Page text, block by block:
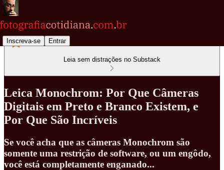
Inscreva-se Entrar
Leia sem distrações no Substack
Leica Monochrom: Por Que Câmeras
Digitais em Preto e Branco Existem, e
Por Que São Incríveis
Se você acha que as câmeras Monochrom são
somente uma restrição de software, ou um engôdo,
você está completamente enganado...